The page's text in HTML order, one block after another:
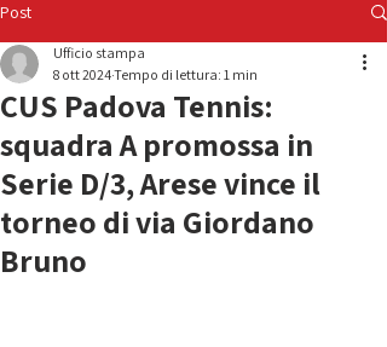
Post
CUS Padova Tennis:
squadra A promossa in
Serie D/3, Arese vince il
torneo di via Giordano
Bruno
Ufficio stampa
8 ott 2024Tempo di lettura: 1 min